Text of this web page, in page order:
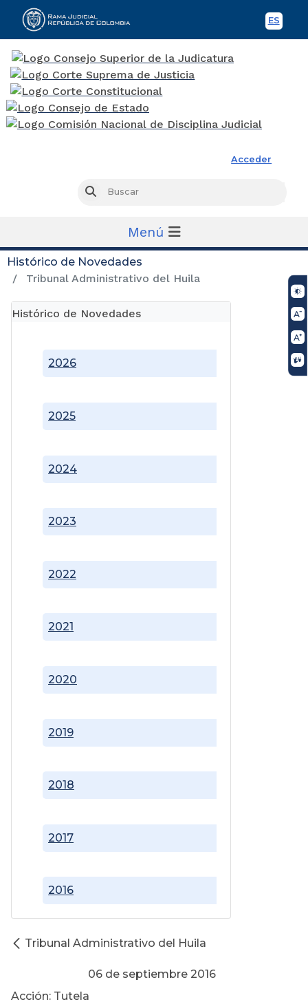
ES
Acceder
Buscar
Menú
Histórico de Novedades
Tribunal Administrativo del Huila
Histórico de Novedades
2016
2017
2018
2019
2020
2021
2022
2023
2024
2025
2026
Tribunal Administrativo del Huila
06 de septiembre 2016
Acción: Tutela